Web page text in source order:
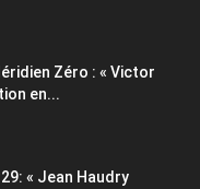
Zéro : « Victor
en...
« Jean Haudry